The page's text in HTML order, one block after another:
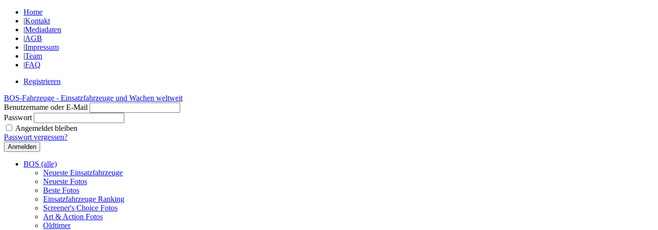
Home
|Kontakt
|Mediadaten
|AGB
|Impressum
|Team
|FAQ
Registrieren
BOS-Fahrzeuge - Einsatzfahrzeuge und Wachen weltweit
Benutzername oder E-Mail
Passwort
Angemeldet bleiben
Passwort vergessen?
BOS (alle)
Neueste Einsatzfahrzeuge
Neueste Fotos
Beste Fotos
Einsatzfahrzeuge Ranking
Screener's Choice Fotos
Art & Action Fotos
Oldtimer